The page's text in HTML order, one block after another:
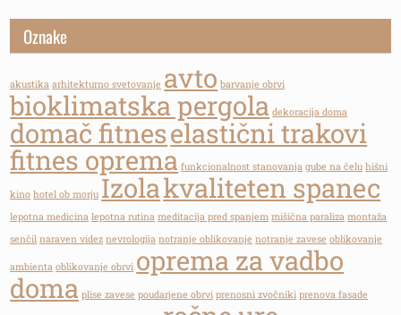
Oznake
akustika arhitekturno svetovanje avto barvanje obrvi
bioklimatska pergola dekoracija doma
domač fitneselastični trakovi
fitnes oprema funkcionalnost stanovanja gube na čelu hišni
kino hotel ob morju Izolakvaliteten spanec
lepotna medicina lepotna rutina meditacija pred spanjem mišična paraliza montaža
senčil naraven videz nevrologija notranje oblikovanje notranje zavese oblikovanje
ambienta oblikovanje obrvi oprema za vadbo
doma plise zavese poudarjene obrvi prenosni zvočniki prenova fasade